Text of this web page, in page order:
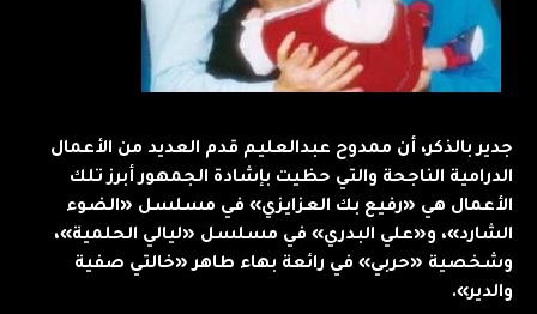
جدير بالذكر، أن ممدوح عبدالعليم قدم العديد من الأعمال
الدرامية الناجحة والتي حظيت بإشادة الجمهور أبرز تلك
الأعمال هي «رفيع بك العزايزي» في مسلسل «الضوء
الشارد»، و«علي البدري» في مسلسل «ليالي الحلمية»،
وشخصية «حربي» في رائعة بهاء طاهر «خالتي صفية
والدير».